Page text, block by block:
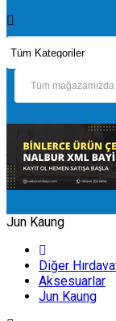
Jun Kaung
Diğer
Aksesuarlar
Jun Kaung